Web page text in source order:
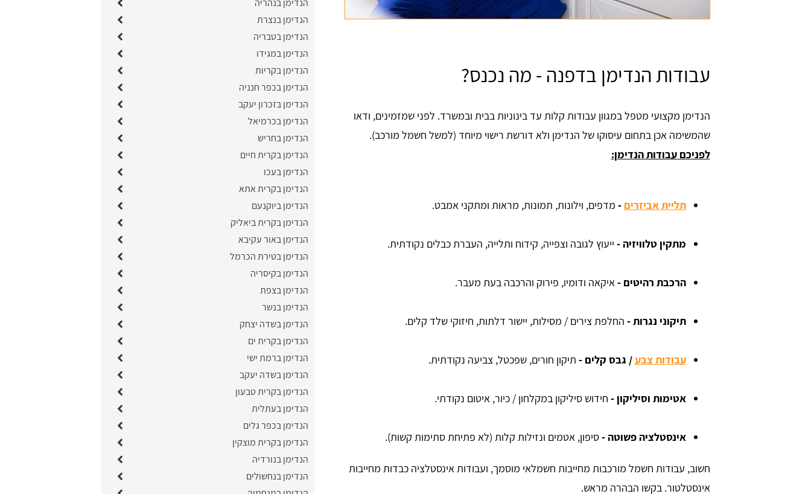
עבודות הנדימן בדפנה - מה נכנס?
הנדימן מקצועי מטפל במגוון עבודות קלות עד בינוניות בבית ובמשרד. לפני שמזמינים, ודאו
שהמשימה אכן בתחום עיסוקו של הנדימן ולא דורשת רישוי מיוחד (למשל חשמל מורכב).
לפניכם עבודות הנדימן:
תליית אביזרים - מדפים, וילונות, תמונות, מראות ומתקני אמבט.
מתקין טלוויזיה- ייעוץ לגובה וצפייה, קידוח ותלייה, העברת כבלים נקודתית.
הרכבת רהיטים -איקאה ודומיו, פירוק והרכבה בעת מעבר.
תיקוני נגרות- החלפת צירים / מסילות, יישור דלתות, חיזוקי שלד קלים.
עבודות צבע/ גבס קלים - תיקון חורים, שפכטל, צביעה נקודתית.
אטימות וסיליקון - חידוש סיליקון במקלחון / כיור, איטום נקודתי.
אינסטלציה פשוטה-סיפון, אטמים ונזילות קלות (לא פתיחת סתימות קשות).
חשוב, עבודות חשמל מורכבות מחייבות חשמלאי מוסמך, ועבודות אינסטלציה כבדות מחייבות
אינסטלטור. בקשו הבהרה מראש.
הנדימן בנהריה
הנדימן בנצרת
הנדימן בטבריה
הנדימן במגידו
הנדימן בקריות
הנדימן בכפר חנניה
הנדימן בזכרון יעקב
הנדימן בכרמיאל
הנדימן בחריש
הנדימן בקרית חיים
הנדימן בעכו
הנדימן בקרית אתא
הנדימן ביוקנעם
הנדימן בקרית ביאליק
הנדימן באור עקיבא
הנדימן בטירת הכרמל
הנדימן בקיסריה
הנדימן בצפת
הנדימן בנשר
הנדימן בשדה יצחק
הנדימן בקרית ים
הנדימן ברמת ישי
הנדימן בשדה יעקב
הנדימן בקרית טבעון
הנדימן בעתלית
הנדימן בכפר גלים
הנדימן בקרית מוצקין
הנדימן בנורדיה
הנדימן בנחשולים